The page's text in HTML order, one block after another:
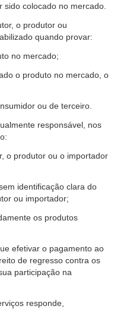
colocado no mercado.
o produtor ou
quando provar:
no mercado;
o produto no mercado, o
ou de terceiro.
responsável, nos
o produtor ou o importador
identificação clara do
ou importador;
os produtos
efetivar o pagamento ao
de regresso contra os
participação na
responde,